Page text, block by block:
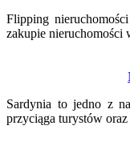
Flipping
zakupie
Sardynia to jedno z
przyciąga turystów